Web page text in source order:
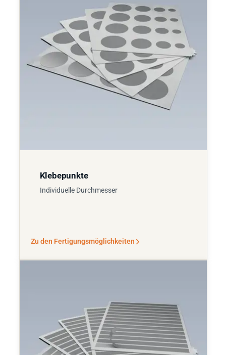
Klebepunkte
Individuelle Durchmesser
Zu den Fertigungsmöglichkeiten